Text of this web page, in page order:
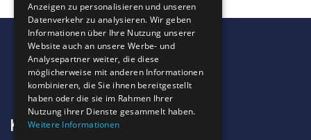
Kontakt
Anzeigen zu personalisieren und unseren
Datenverkehr zu analysieren. Wir geben
Informationen über Ihre Nutzung unserer
Website auch an unsere Werbe- und
Analysepartner weiter, die diese
möglicherweise mit anderen Informationen
kombinieren, die Sie ihnen bereitgestellt
haben oder die sie im Rahmen Ihrer
Nutzung ihrer Dienste gesammelt haben.
Weitere Informationen